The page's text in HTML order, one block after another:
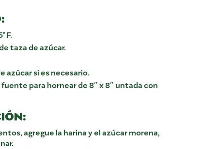
F.
taza de azúcar.
azúcar si es necesario.
para hornear de 8″ x 8″ untada con
agregue la harina y el azúcar morena,